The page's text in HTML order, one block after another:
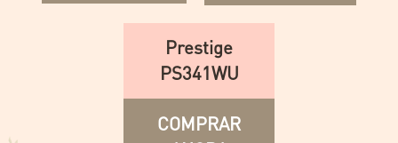
Prestige
PS341WU
COMPRAR